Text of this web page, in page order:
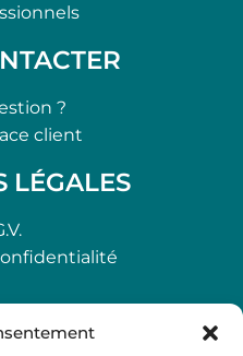
?
client
LÉGALES
LA SOURIS